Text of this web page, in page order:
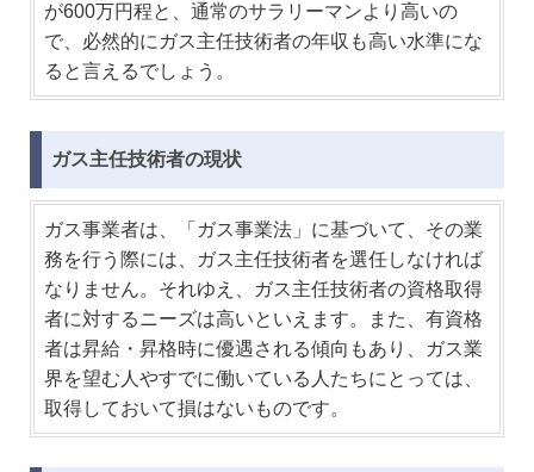
が600万円程と、通常のサラリーマンより高いの
で、必然的にガス主任技術者の年収も高い水準にな
ると言えるでしょう。
ガス主任技術者の現状
ガス事業者は、「ガス事業法」に基づいて、その業
務を行う際には、ガス主任技術者を選任しなければ
なりません。それゆえ、ガス主任技術者の資格取得
者に対するニーズは高いといえます。また、有資格
者は昇給・昇格時に優遇される傾向もあり、ガス業
界を望む人やすでに働いている人たちにとっては、
取得しておいて損はないものです。